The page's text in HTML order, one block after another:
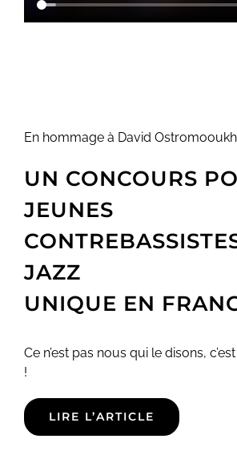
En hommage à David
UN CONCOURS
JEUNES
JAZZ
UNIQUE EN
Ce n’est pas nous qui le disons,
!
LIRE L’ARTICLE